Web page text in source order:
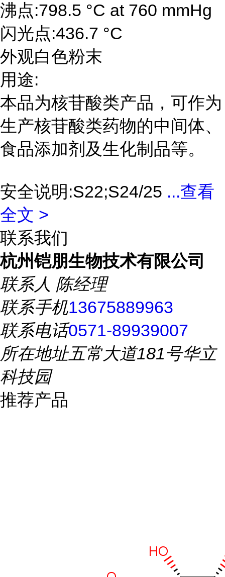
沸点:798.5 °C at 760 mmHg
闪光点:436.7 °C
外观白色粉末
用途:
本品为核苷酸类产品，可作为
生产核苷酸类药物的中间体、
食品添加剂及生化制品等。
安全说明:S22;S24/25 ...查看
全文 >
联系我们
杭州铠朋生物技术有限公司
联系人 陈经理
联系手机13675889963
联系电话0571-89939007
所在地址五常大道181号华立
科技园
推荐产品